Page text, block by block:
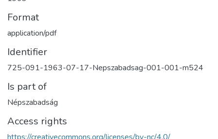
Format
application/pdf
Identifier
725-091-1963-07-17-Nepszabadsag-001-001-m524
Is part of
Népszabadság
Access rights